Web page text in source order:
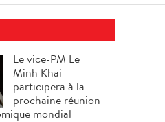
Le vice-PM Le
Minh Khai
participera à la
prochaine réunion
mondial